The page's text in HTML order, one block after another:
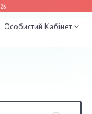
Особистий Кабінет